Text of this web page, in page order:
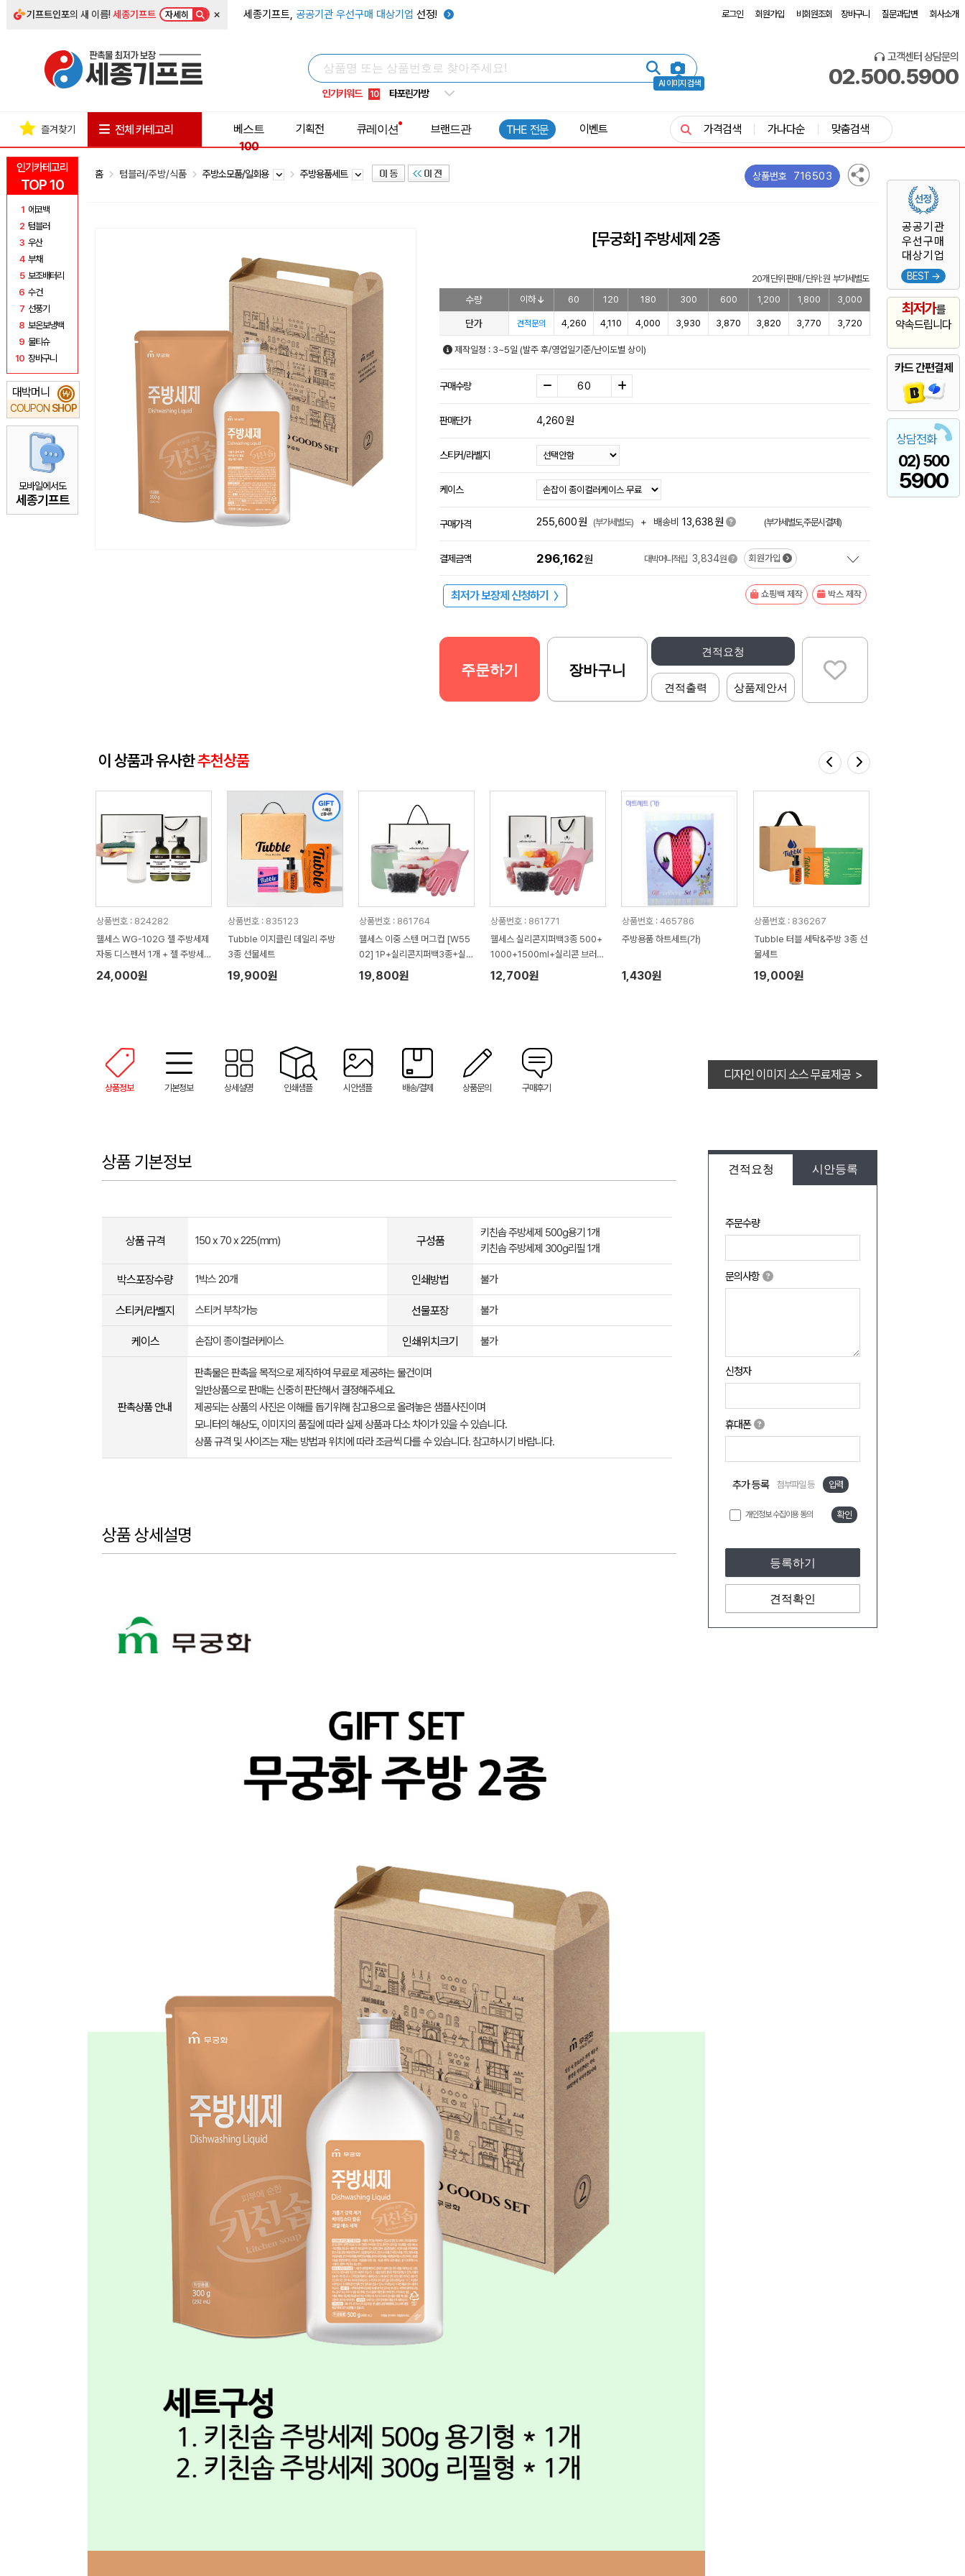
기프트인포의 새 이름!세종기프트 자세히 × 세종기프트, 공공기관 우선구매 대상기업 선정! 로그인 회원가입 비회원조회 장바구니 질문과답변 회사소개
AI 이미지 검색
인기키워드
7 텀블러
10 타포린가방
1
고객센터 상담문의
02.500.5900
인기카테고리
TOP 10
1 에코백
2 텀블러
3 우산
4 부채
5 보조배터리
6 수건
7 선풍기
8 보온보냉백
9 물티슈
10 장바구니
대박머니
COUPON SHOP
₩
모바일에서도
세종기프트
공공기관
우선구매
대상기업
BEST →
최저가를
약속드립니다
카드 간편결제
상담전화
02) 500
5900
즐겨찾기 전체 카테고리
베스트
100
기획전 큐레이션 브랜드관 THE 전문 이벤트 가격검색 가나다순 맞춤검색
홈 텀블러/주방/식품 주방소모품/일회용 주방용품세트 상품번호 716503
[무궁화] 주방세제 2종
20개 단위 판매 / 단위: 원 부가세별도
수량 이하 60 120 180 300 600 1,200 1,800 3,000
단가 견적문의 4,260 4,110 4,000 3,930 3,870 3,820 3,770 3,720
제작일정 : 3~5일 (발주 후/영업일기준/난이도별 상이)
구매수량
판매단가 4,260원
스티커/라벨지
케이스
구매가격 255,600원 (부가세별도) + 배송비 13,638원 (부가세별도,주문시결제)
결제금액 296,162원 대박머니적립 3,834원 회원가입
최저가 보장제 신청하기 〉 쇼핑백 제작 박스 제작
견적요청
견적출력 상품제안서
주문하기 장바구니
이 상품과 유사한추천상품
상품번호 : 824282
웰세스 WG-102G 젤 주방세제
자동 디스펜서 1개 + 젤 주방세
제 리필 2개 (500ml)
24,000원
상품번호 : 835123
Tubble 이지클린 데일리 주방
3종 선물세트
19,900원
상품번호 : 861764
웰세스 이중 스텐 머그컵 [W55
02] 1P+실리콘지퍼백3종+실리
콘 브러시 설거지 수세미 일체형
고무장갑 1P 세트
19,800원
상품번호 : 861771
웰세스 실리콘지퍼백3종 500+
1000+1500ml+실리콘 브러시
설거지 수세미 일체형 고무장갑
1P 세트
12,700원
상품번호 : 465786
주방용품 하트세트(가)
1,430원
상품번호 : 836267
Tubble 터블 세탁&주방 3종 선
물세트
19,000원
상품정보 기본정보 상세설명 인쇄샘플 시안샘플 배송/결제 상품문의 구매후기
디자인 이미지 소스 무료제공 >
견적요청 시안등록
주문수량
문의사항
신청자
휴대폰
추가 등록 첨부파일 등 입력
개인정보 수집이용 동의 확인
등록하기
견적확인
상품 기본정보
상품 규격 150 x 70 x 225(mm) 구성품
키친솝 주방세제 500g용기 1개
키친솝 주방세제 300g리필 1개
박스포장수량 1박스 20개 인쇄방법 불가
스티커/라벨지 스티커 부착가능 선물포장 불가
케이스 손잡이 종이컬러케이스 인쇄위치크기 불가
판촉상품 안내
판촉물은 판촉을 목적으로 제작하여 무료로 제공하는 물건이며
일반상품으로 판매는 신중히 판단해서 결정해주세요.
제공되는 상품의 사진은 이해를 돕기위해 참고용으로 올려놓은 샘플사진이며
모니터의 해상도, 이미지의 품질에 따라 실제 상품과 다소 차이가 있을 수 있습니다.
상품 규격 및 사이즈는 재는 방법과 위치에 따라 조금씩 다를 수 있습니다. 참고하시기 바랍니다.
상품 상세설명